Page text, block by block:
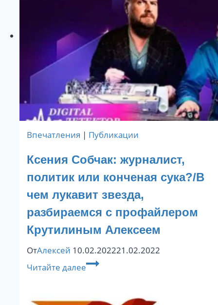
Впечатления | Публикации
Ксения Собчак: журналист,
политик или конченая сука?/В
чем лукавит звезда,
разбираемся с профайлером
Крутилиным Алексеем
ОтАлексей 10.02.202221.02.2022
Читайте далееКсения
политик